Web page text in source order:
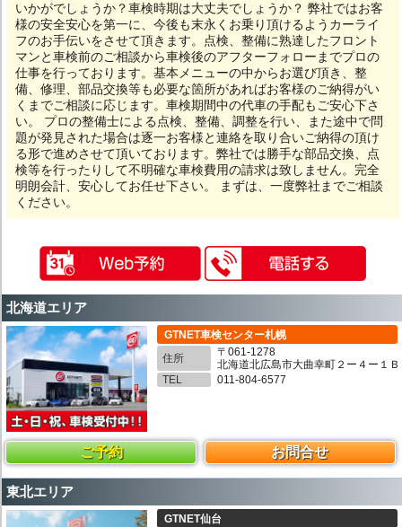
いかがでしょうか？車検時期は大丈夫でしょうか？ 弊社ではお客
様の安全安心を第一に、今後も末永くお乗り頂けるようカーライ
フのお手伝いをさせて頂きます。点検、整備に熟達したフロント
マンと車検前のご相談から車検後のアフターフォローまでプロの
仕事を行っております。基本メニューの中からお選び頂き、整
備、修理、部品交換等も必要な箇所があればお客様のご納得がい
くまでご相談に応じます。車検期間中の代車の手配もご安心下さ
い。 プロの整備士による点検、整備、調整を行い、また途中で問
題が発見された場合は逐一お客様と連絡を取り合いご納得の頂け
る形で進めさせて頂いております。弊社では勝手な部品交換、点
検等を行ったりして不明確な車検費用の請求は致しません。完全
明朗会計、安心してお任せ下さい。 まずは、一度弊社までご相談
ください。
北海道エリア
GTNET車検センター札幌
住所
〒061-1278
北海道北広島市大曲幸町２ー４ー１Ｂ
TEL
011-804-6577
ご予約 お問合せ
東北エリア
GTNET仙台